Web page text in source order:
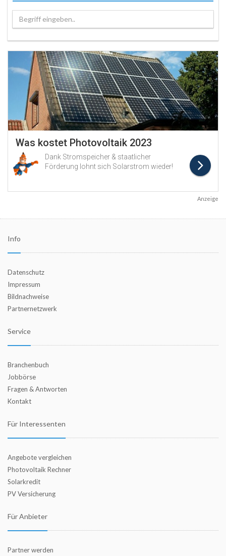
Begriff eingeben..
Anzeige
Info
Datenschutz
Impressum
Bildnachweise
Partnernetzwerk
Service
Branchenbuch
Jobbörse
Fragen & Antworten
Kontakt
Für Interessenten
Angebote vergleichen
Photovoltaik Rechner
Solarkredit
PV Versicherung
Für Anbieter
Partner werden